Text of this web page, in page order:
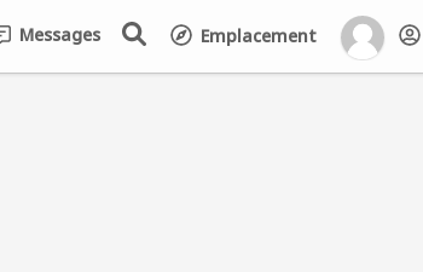
Emplacement
Messages